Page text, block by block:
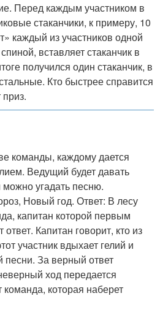
Перед каждым участником в
стаканчики, к примеру, 10
каждый из участников одной
вставляет стаканчик в
получился один стаканчик, в
Кто быстрее справится
команды, каждому дается
Ведущий будет давать
угадать песню.
Новый год. Ответ: В лесу
капитан которой первым
ответ. Капитан говорит, кто из
участник вдыхает гелий и
песни. За верный ответ
ход передается
которая наберет